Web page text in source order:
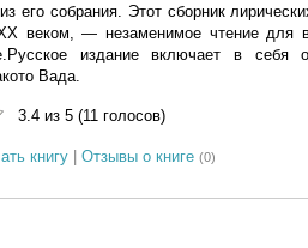
его собрания. Этот сборник
веком, — незаменимое чтение для
издание включает в себя
Вада.
3.4 из 5 (11 голосов)
книгу| Отзывы о книге (0)